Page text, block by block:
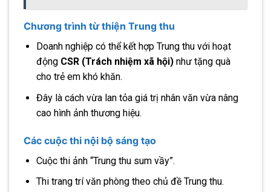
Chương trình từ thiện Trung thu
Doanh nghiệp có thể kết hợp Trung thu với hoạt
động CSR (Trách nhiệm xã hội)như tặng quà
cho trẻ em khó khăn.
Đây là cách vừa lan tỏa giá trị nhân văn vừa nâng
cao hình ảnh thương hiệu.
Các cuộc thi nội bộ sáng tạo
Cuộc thi ảnh “Trung thu sum vầy”.
Thi trang trí văn phòng theo chủ đề Trung thu.